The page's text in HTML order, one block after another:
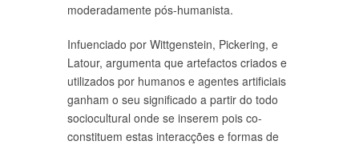
moderadamente pós-humanista.
Infuenciado por Wittgenstein, Pickering, e
Latour, argumenta que artefactos criados e
utilizados por humanos e agentes artificiais
ganham o seu significado a partir do todo
sociocultural onde se inserem pois co-
constituem estas interacções e formas de